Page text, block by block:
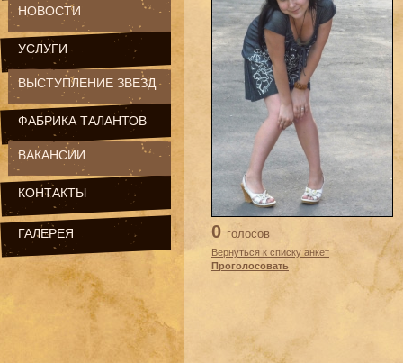
0 голосов
Вернуться к списку анкет
Проголосовать
НОВОСТИ
УСЛУГИ
ВЫСТУПЛЕНИЕ ЗВЕЗД
ФАБРИКА ТАЛАНТОВ
ВАКАНСИИ
КОНТАКТЫ
ГАЛЕРЕЯ